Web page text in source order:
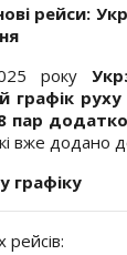
рейси:
року
графік
пар
вже додано
графіку
рейсів: